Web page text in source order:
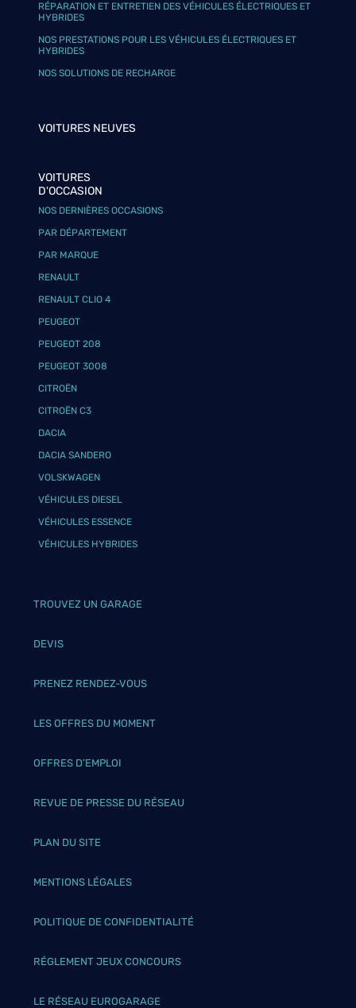
RÉPARATION ET ENTRETIEN DES VÉHICULES ÉLECTRIQUES ET
HYBRIDES
NOS PRESTATIONS POUR LES VÉHICULES ÉLECTRIQUES ET
HYBRIDES
NOS SOLUTIONS DE RECHARGE
VOITURES NEUVES
VOITURES
D'OCCASION
NOS DERNIÈRES OCCASIONS
PAR DÉPARTEMENT
PAR MARQUE
RENAULT
RENAULT CLIO 4
PEUGEOT
PEUGEOT 208
PEUGEOT 3008
CITROËN
CITROËN C3
DACIA
DACIA SANDERO
VOLSKWAGEN
VÉHICULES DIESEL
VÉHICULES ESSENCE
VÉHICULES HYBRIDES
TROUVEZ UN GARAGE
DEVIS
PRENEZ RENDEZ-VOUS
LES OFFRES DU MOMENT
OFFRES D’EMPLOI
REVUE DE PRESSE DU RÉSEAU
PLAN DU SITE
MENTIONS LÉGALES
POLITIQUE DE CONFIDENTIALITÉ
RÉGLEMENT JEUX CONCOURS
LE RÉSEAU EUROGARAGE